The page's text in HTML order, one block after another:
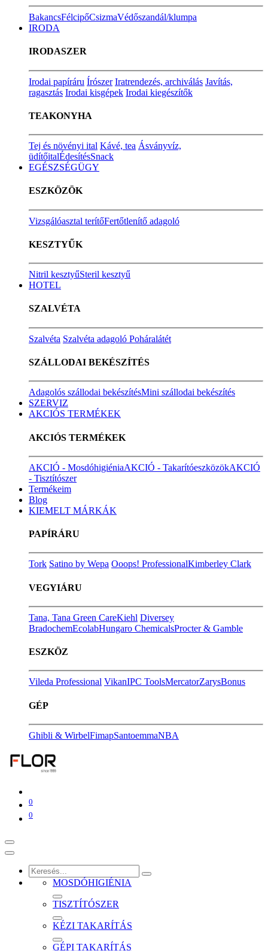
BakancsFélcipőCsizmaVédőszandál/klumpa
IRODA
IRODASZER
Irodai papíráru Írószer Iratrendezés, archiválás Javítás,
ragasztás Irodai kisgépek Irodai kiegészítők
TEAKONYHA
Tej és növényi ital Kávé, tea Ásványvíz,
üdítőitalÉdesítésSnack
EGÉSZSÉGÜGY
ESZKÖZÖK
Vizsgálóasztal terítőFertőtlenítő adagoló
KESZTYŰK
Nitril kesztyűSteril kesztyű
HOTEL
SZALVÉTA
Szalvéta Szalvéta adagoló Poháralátét
SZÁLLODAI BEKÉSZÍTÉS
Adagolós szállodai bekészítésMini szállodai bekészítés
SZERVIZ
AKCIÓS TERMÉKEK
AKCIÓS TERMÉKEK
AKCIÓ - MosdóhigiéniaAKCIÓ - TakarítóeszközökAKCIÓ
- Tisztítószer
Termékeim
Blog
KIEMELT MÁRKÁK
PAPÍRÁRU
Tork Satino by Wepa Ooops! ProfessionalKimberley Clark
VEGYIÁRU
Tana, Tana Green CareKiehl Diversey
BradochemEcolabHungaro ChemicalsProcter & Gamble
ESZKÖZ
Vileda Professional VikanIPC ToolsMercatorZarysBonus
GÉP
Ghibli & WirbelFimapSantoemmaNBA
0
0
MOSDÓHIGIÉNIA
TISZTÍTÓSZER
KÉZI TAKARÍTÁS
GÉPI TAKARÍTÁS